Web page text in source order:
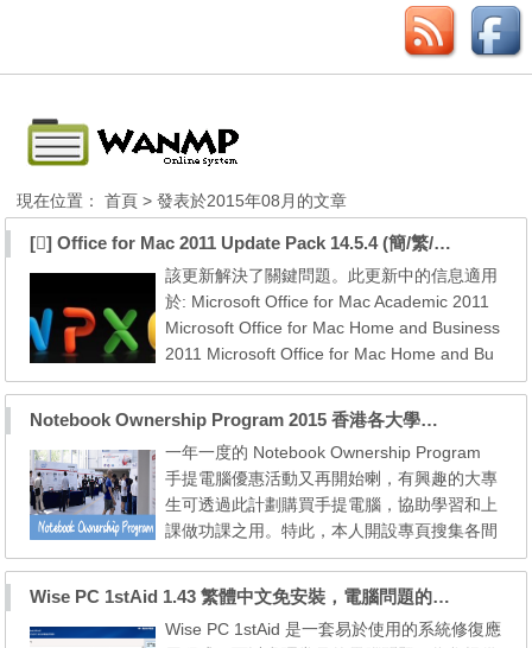
現在位置：首頁 > 發表於2015年08月的文章
[] Office for Mac 2011 Update Pack 14.5.4 (簡/繁/英) 更新檔
該更新解決了關鍵問題。此更新中的信息適用
於: Microsoft Office for Mac Academic 2011
Microsoft Office for Mac Home and Business
2011 Microsoft Office for Mac Home and Bu
siness 2011 Home Use Program Microsoft O
soft Office for Mac 2011 Office for Mac 2011
Update Pack 14.5.4 (發布日期： 2015年07
月28日) 官方簡體中文更新 Office2011-1447
Upd...
Notebook Ownership Program 2015 香港各大學的手提電腦優惠 (更新於 09月02日)
一年一度的 Notebook Ownership Program
手提電腦優惠活動又再開始喇，有興趣的大專
生可透過此計劃購買手提電腦，協助學習和上
課做功課之用。特此，本人開設專頁搜集各間
大專院校的資料，希望方便大家選購一部適合
自己的手提電腦。 Notebook Ownership Prog
ram 2016 請到 https://wmos.info/archives/15
112 上年度回顧：https://wmos.info/archives/
Wise PC 1stAid 1.43 繁體中文免安裝，電腦問題的解決方案
Wise PC 1stAid 是一套易於使用的系統修復應